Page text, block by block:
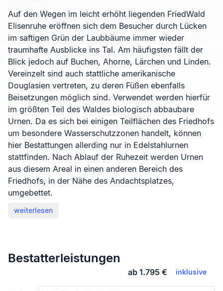
Auf den Wegen im leicht erhöht liegenden FriedWald
Elisenruhe eröffnen sich dem Besucher durch Lücken
im saftigen Grün der Laubbäume immer wieder
traumhafte Ausblicke ins Tal. Am häufigsten fällt der
Blick jedoch auf Buchen, Ahorne, Lärchen und Linden.
Vereinzelt sind auch stattliche amerikanische
Douglasien vertreten, zu deren Füßen ebenfalls
Beisetzungen möglich sind. Verwendet werden hierfür
im größten Teil des Waldes biologisch abbaubare
Urnen. Da es sich bei einigen Teilflächen des Friedhofs
um besondere Wasserschutzzonen handelt, können
hier Bestattungen allerding nur in Edelstahlurnen
stattfinden. Nach Ablauf der Ruhezeit werden Urnen
aus diesem Areal in einen anderen Bereich des
Friedhofs, in der Nähe des Andachtsplatzes,
umgebettet.
weiterlesen
Bestatterleistungen
ab 1.795 € inklusive